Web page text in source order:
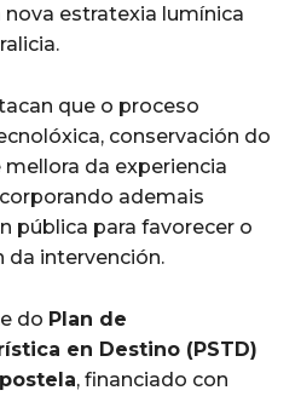
estratexia lumínica
que o proceso
conservación do
da experiencia
ademais
pública para favorecer o
da intervención.
do Plan de
en Destino (PSTD)
, financiado con